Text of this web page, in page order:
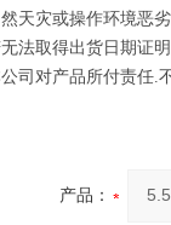
天灾或操作环境恶
法取得出货日期证
司对产品所付责任.
产品：